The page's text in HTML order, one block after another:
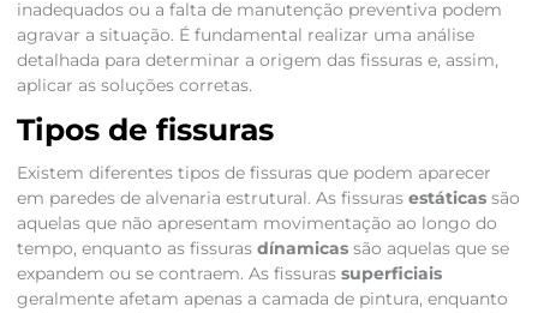
inadequados ou a falta de manutenção preventiva podem
agravar a situação. É fundamental realizar uma análise
detalhada para determinar a origem das fissuras e, assim,
aplicar as soluções corretas.
Tipos de fissuras
Existem diferentes tipos de fissuras que podem aparecer
em paredes de alvenaria estrutural. As fissuras estáticassão
aquelas que não apresentam movimentação ao longo do
tempo, enquanto as fissuras dínamicassão aquelas que se
expandem ou se contraem. As fissuras superficiais
geralmente afetam apenas a camada de pintura, enquanto